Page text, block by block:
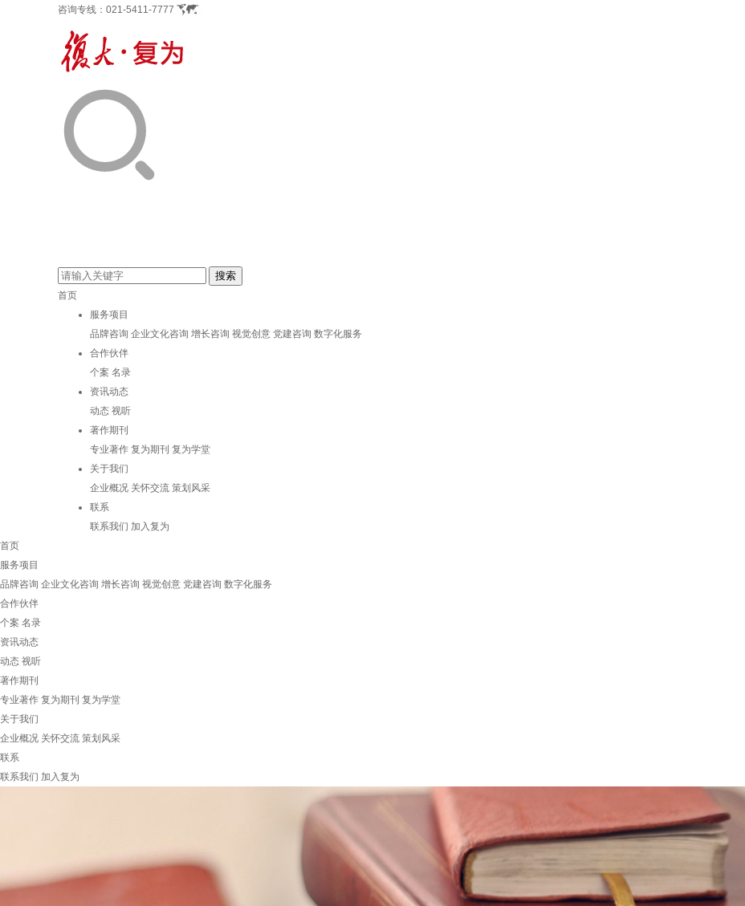
咨询专线： 021-5411-7777
首页
服务项目
品牌咨询 企业文化咨询 增长咨询 视觉创意 党建咨询 数字化服务
合作伙伴
个案 名录
资讯动态
动态 视听
著作期刊
专业著作 复为期刊 复为学堂
关于我们
企业概况 关怀交流 策划风采
联系
联系我们 加入复为
首页
服务项目
品牌咨询 企业文化咨询 增长咨询 视觉创意 党建咨询 数字化服务
合作伙伴
个案 名录
资讯动态
动态 视听
著作期刊
专业著作 复为期刊 复为学堂
关于我们
企业概况 关怀交流 策划风采
联系
联系我们 加入复为